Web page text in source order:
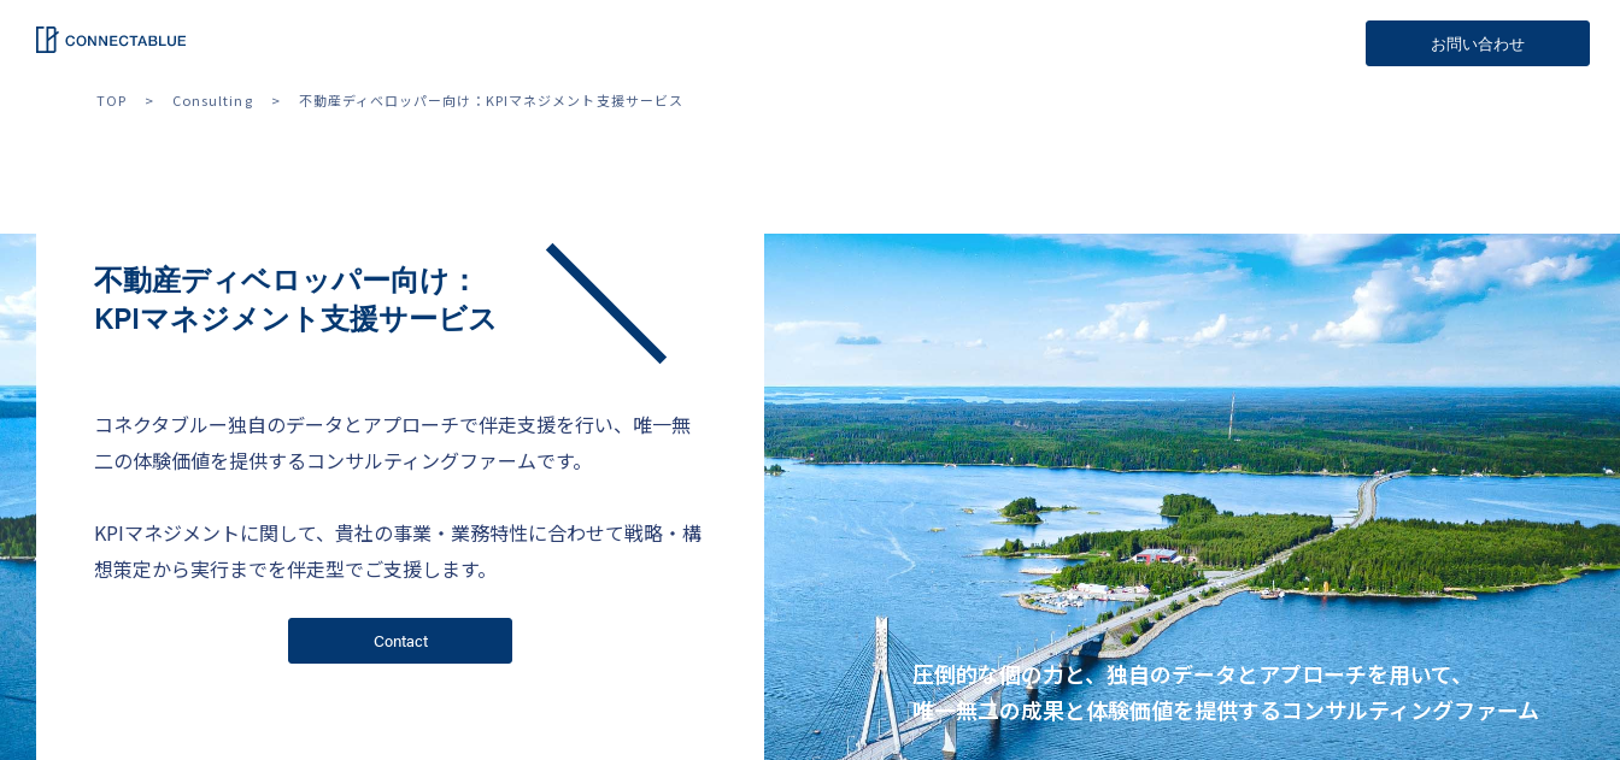
お問い合わせ
TOP Consulting 不動産ディベロッパー向け：KPIマネジメント支援サービス
不動産ディベロッパー向け：
KPIマネジメント支援サービス
コネクタブルー独自のデータとアプローチで伴走支援を行い、唯一無
二の体験価値を提供するコンサルティングファームです。
KPIマネジメントに関して、貴社の事業・業務特性に合わせて戦略・構
想策定から実行までを伴走型でご支援します。
Contact
圧倒的な個の力と、独自のデータとアプローチを用いて、
唯一無二の成果と体験価値を提供するコンサルティングファーム